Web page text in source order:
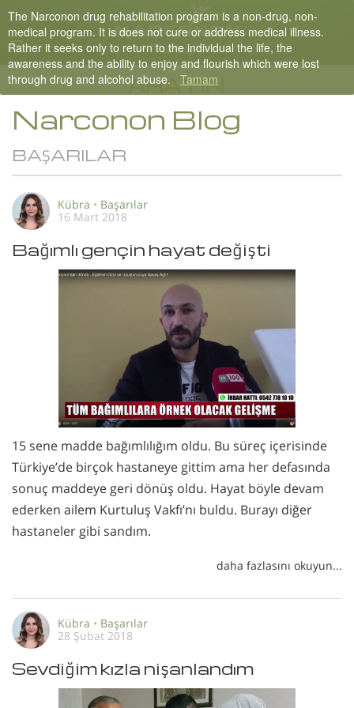
Turkish
Tüm Bölgeler/Diller
ARAYIN
Narconon Blog
BAŞARILAR
Kübra • Başarılar
16 Mart 2018
Bağımlı gençin hayat değişti
15 sene madde bağımlılığım oldu. Bu süreç içerisinde
Türkiye’de birçok hastaneye gittim ama her defasında
sonuç maddeye geri dönüş oldu. Hayat böyle devam
ederken ailem Kurtuluş Vakfı’nı buldu. Burayı diğer
hastaneler gibi sandım.
daha fazlasını okuyun...
Kübra • Başarılar
28 Şubat 2018
Sevdiğim kızla nişanlandım
The Narconon drug rehabilitation program is a non-drug, non-
medical program. It is does not cure or address medical illness.
Rather it seeks only to return to the individual the life, the
awareness and the ability to enjoy and flourish which were lost
through drug and alcohol abuse. Tamam